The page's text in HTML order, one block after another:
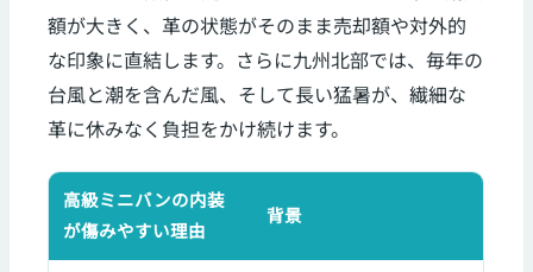
額が大きく、革の状態がそのまま売却額や対外的
な印象に直結します。さらに九州北部では、毎年の
台風と潮を含んだ風、そして長い猛暑が、繊細な
革に休みなく負担をかけ続けます。
高級ミニバンの内装
が傷みやすい理由
背景